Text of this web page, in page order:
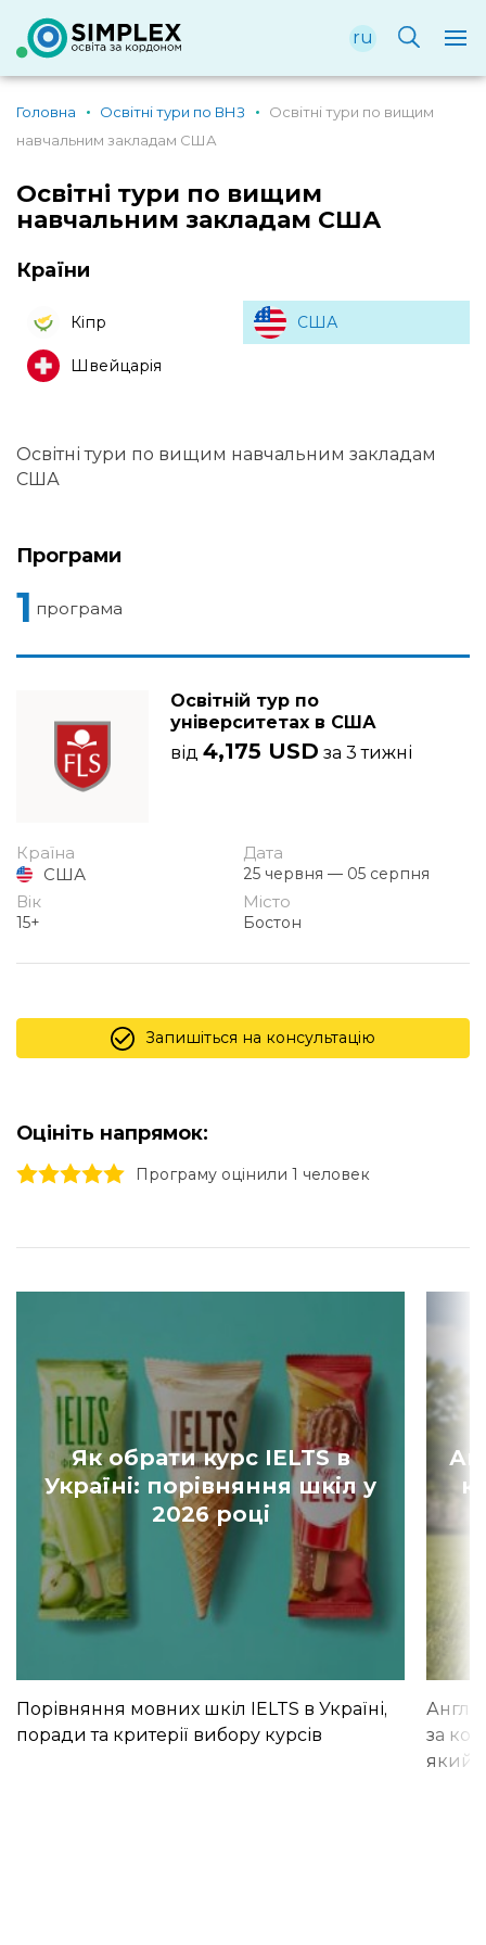
ru
Головна Освітні тури по ВНЗ
Освітні тури по вищим
навчальним закладам США
Освітні тури по вищим
навчальним закладам США
Країни
Кіпр США
Швейцарія
Освітні тури по вищим навчальним закладам
США
Програми
1 програма
Освітній тур по
університетах в США
від4,175 USD за 3 тижні
Країна
США
Дата
25 червня — 05 серпня
Вік
15+
Місто
Бостон
Запишіться на консультацію
Оцініть напрямок:
5 stars
4 stars
3 stars
2 stars
1 stars Програму оцінили 1 человек
Як обрати курс IELTS в
Україні: порівняння шкіл у
2026 році
Порівняння мовних шкіл IELTS в Україні,
поради та критерії вибору курсів
за
який